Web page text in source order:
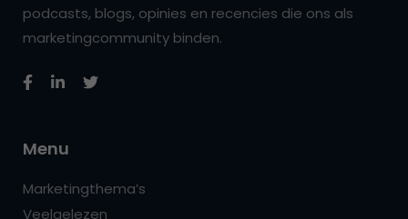
podcasts, blogs, opinies en recencies die ons als
marketingcommunity binden.
Menu
Marketingthema’s
Veelgelezen